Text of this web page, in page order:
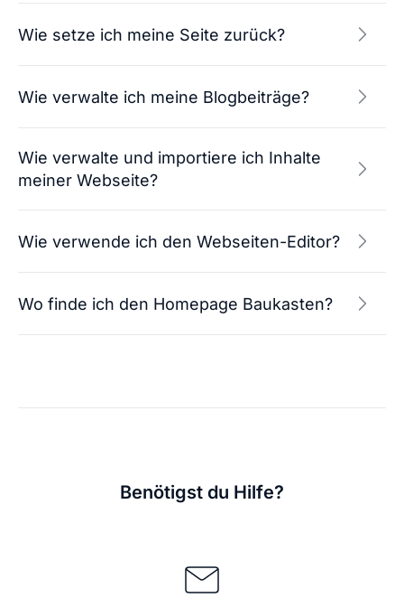
Wie setze ich meine Seite zurück?
Wie verwalte ich meine Blogbeiträge?
Wie verwalte und importiere ich Inhalte
meiner Webseite?
Wie verwende ich den Webseiten-Editor?
Wo finde ich den Homepage Baukasten?
Benötigst du Hilfe?